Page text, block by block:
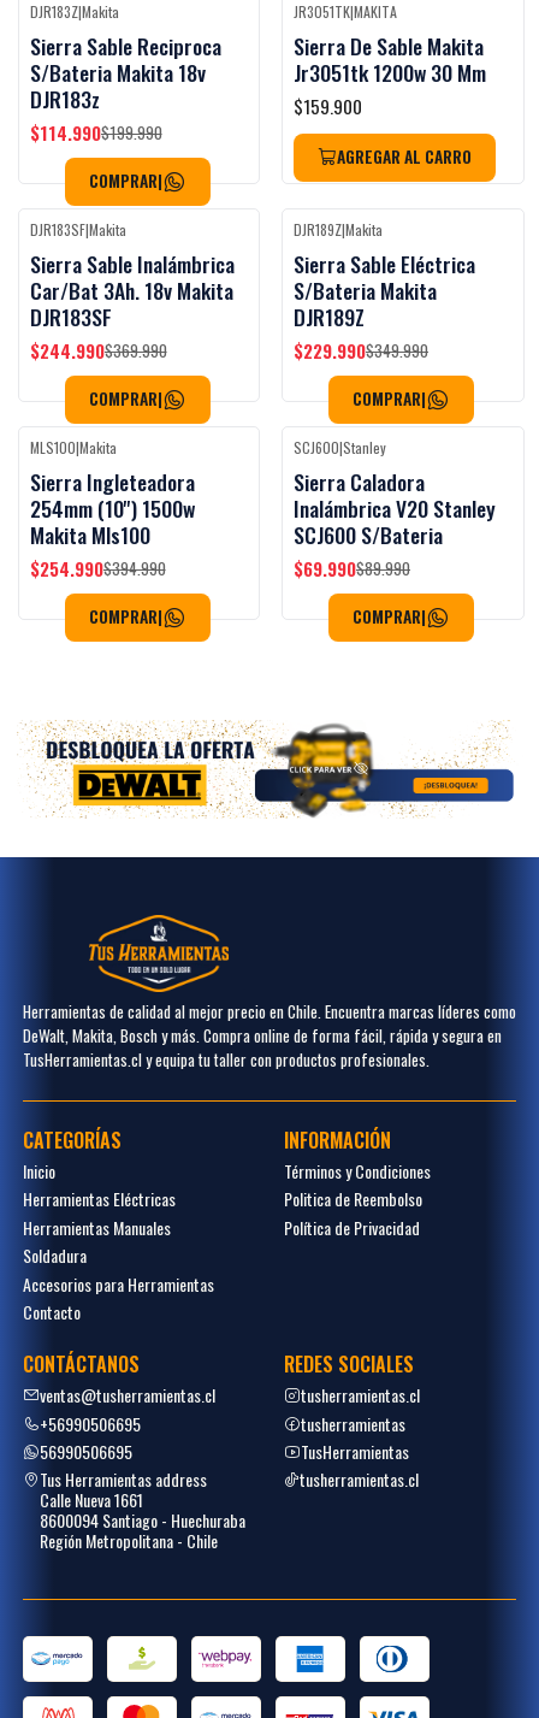
-43%OFF
DJR183Z|Makita
Sierra Sable Reciproca
S/Bateria Makita 18v
DJR183z
$114.990$199.990
COMPRAR|
Agotado
JR3051TK|MAKITA
Sierra De Sable Makita
Jr3051tk 1200w 30 Mm
$159.900
AGREGAR AL CARRO
-34%OFF
DJR183SF|Makita
Sierra Sable Inalámbrica
Car/Bat 3Ah. 18v Makita
DJR183SF
$244.990$369.990
COMPRAR|
-34%OFF
DJR189Z|Makita
Sierra Sable Eléctrica
S/Bateria Makita
DJR189Z
$229.990$349.990
COMPRAR|
-35%OFF
MLS100|Makita
Sierra Ingleteadora
254mm (10'') 1500w
Makita Mls100
$254.990$394.990
COMPRAR|
-22%OFF
SCJ600|Stanley
Sierra Caladora
Inalámbrica V20 Stanley
SCJ600 S/Bateria
$69.990$89.990
COMPRAR|
Herramientas de calidad al mejor precio en Chile. Encuentra marcas líderes como
DeWalt, Makita, Bosch y más. Compra online de forma fácil, rápida y segura en
TusHerramientas.cl y equipa tu taller con productos profesionales.
CATEGORÍAS
Inicio
Herramientas Eléctricas
Herramientas Manuales
Soldadura
Accesorios para Herramientas
Contacto
INFORMACIÓN
Términos y Condiciones
Politica de Reembolso
Política de Privacidad
CONTÁCTANOS
ventas@tusherramientas.cl
+56990506695
56990506695
Tus Herramientas address
Calle Nueva 1661
8600094 Santiago - Huechuraba
Región Metropolitana - Chile
REDES SOCIALES
tusherramientas.cl
tusherramientas
TusHerramientas
tusherramientas.cl